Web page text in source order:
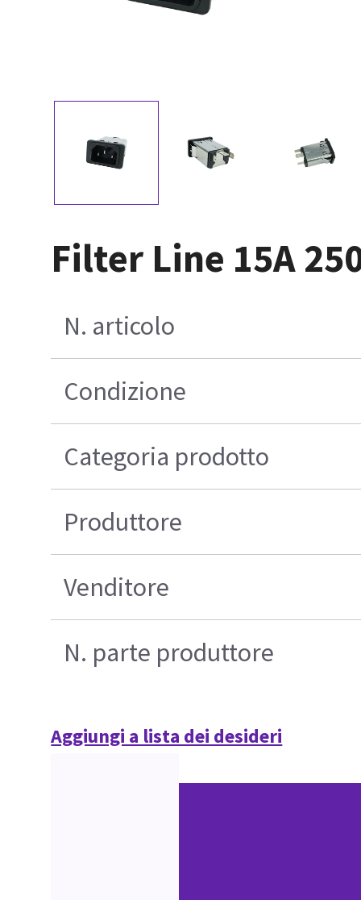
Filter Line 15A
N. articolo
Condizione
Categoria prodotto
Produttore
Venditore
N. parte produttore
Aggiungi a lista dei desideri